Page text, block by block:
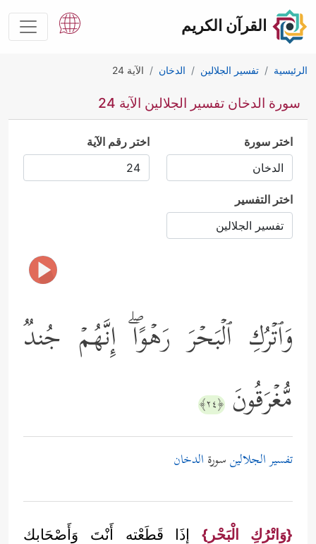
القرآن الكريم
الرئيسية تفسير الجلالين الدخان الآية 24
سورة الدخان تفسير الجلالين الآية 24
اختر سورة اختر رقم الآية
اختر التفسير
وَٱتۡرُكِ ٱلۡبَحۡرَ رَهۡوًاۖ إِنَّهُمۡ جُندࣱ
مُّغۡرَقُونَ ﴿٢٤﴾
تفسير الجلالينسورة الدخان
{وَاتْرُكِ الْبَحْر}إذَا قَطَعْته أَنْتَ وَأَصْحَابك